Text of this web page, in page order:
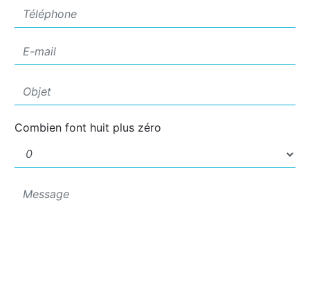
Combien font huit plus zéro